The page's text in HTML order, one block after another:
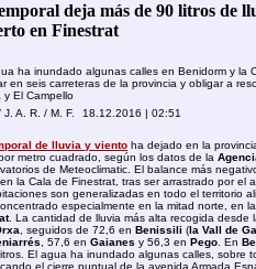
deja más de 90 litros de
en Finestrat
ha inundado algunas calles en Benidorm y la
en seis carreteras de la provincia y obligar a
y El Campello
J. A. R. / M. F.
18.12.2016 | 02:51
de lluvia y viento ha dejado en la
metro cuadrado, según los datos de la
de Meteoclimatic. El balance más
la Cala de Finestrat, tras ser arrastrado por el
son generalizadas en todo el territorio
especialmente en la mitad norte, en
. La cantidad de lluvia más alta recogida desde
, seguidos de 72,6 en Benissili (la Vall de
, 57,6 en Gaianes y 56,3 en Pego . En
El agua ha inundado algunas calles, sobre
el cierre puntual de la avenida Armada